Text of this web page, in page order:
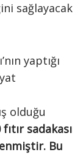
sağlayacak
yaptığı
olduğu
fıtır sadakası
Bu